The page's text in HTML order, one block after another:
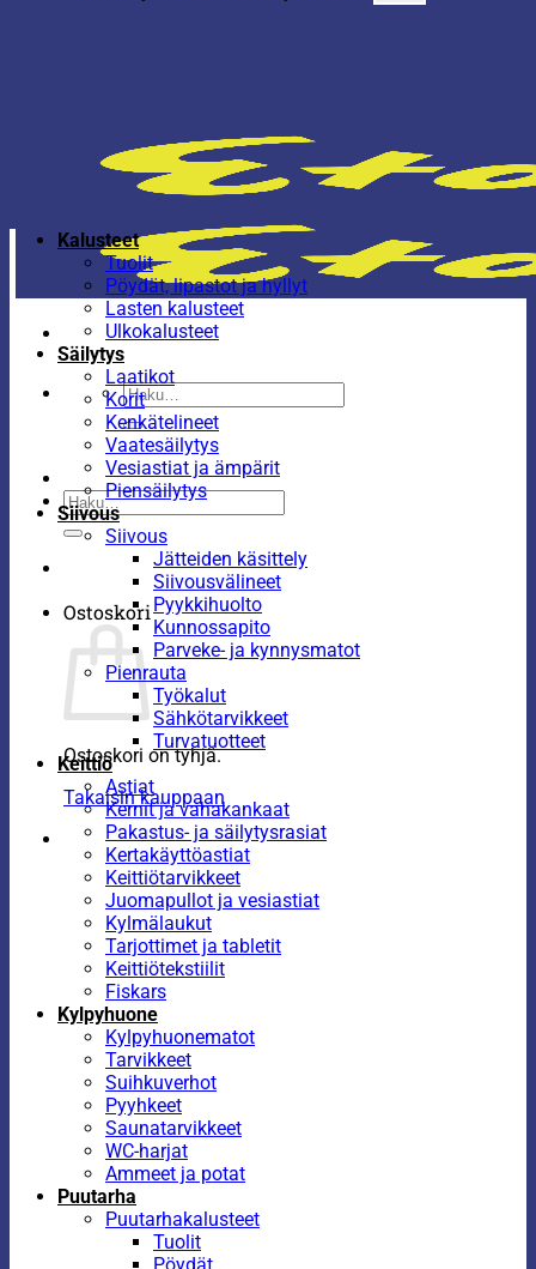
Etsi:
Etsi:
Ostoskori
Ostoskori on tyhjä.
Takaisin kauppaan
Kalusteet
Tuolit
Pöydät, lipastot ja hyllyt
Lasten kalusteet
Ulkokalusteet
Säilytys
Laatikot
Korit
Kenkätelineet
Vaatesäilytys
Vesiastiat ja ämpärit
Piensäilytys
Siivous
Siivous
Jätteiden käsittely
Siivousvälineet
Pyykkihuolto
Kunnossapito
Parveke- ja kynnysmatot
Pienrauta
Työkalut
Sähkötarvikkeet
Turvatuotteet
Keittiö
Astiat
Kernit ja vahakankaat
Pakastus- ja säilytysrasiat
Kertakäyttöastiat
Keittiötarvikkeet
Juomapullot ja vesiastiat
Kylmälaukut
Tarjottimet ja tabletit
Keittiötekstiilit
Fiskars
Kylpyhuone
Kylpyhuonematot
Tarvikkeet
Suihkuverhot
Pyyhkeet
Saunatarvikkeet
WC-harjat
Ammeet ja potat
Puutarha
Puutarhakalusteet
Tuolit